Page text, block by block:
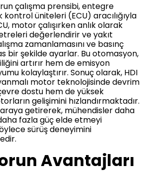
çalışma prensibi, entegre
üniteleri (ECU) aracılığıyla
motor çalışırken anlık olarak
değerlendirir ve yakıt
zamanlamasını ve basınç
bir şekilde ayarlar. Bu otomasyon,
artırır hem de emisyon
kolaylaştırır. Sonuç olarak, HDI
motor teknolojisinde devrim
dostu hem de yüksek
gelişimini hızlandırmaktadır.
getirerek, mühendisler daha
fazla güç elde etmeyi
sürüş deneyimini
Avantajları